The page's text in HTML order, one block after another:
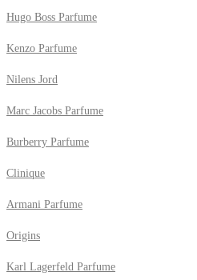
Hugo Boss Parfume
Kenzo Parfume
Nilens Jord
Marc Jacobs Parfume
Burberry Parfume
Clinique
Armani Parfume
Origins
Karl Lagerfeld Parfume